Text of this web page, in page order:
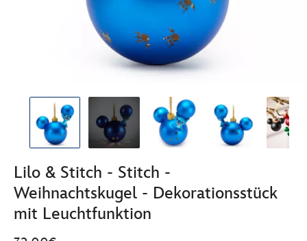
Lilo & Stitch - Stitch -
Weihnachtskugel - Dekorationsstück
mit Leuchtfunktion